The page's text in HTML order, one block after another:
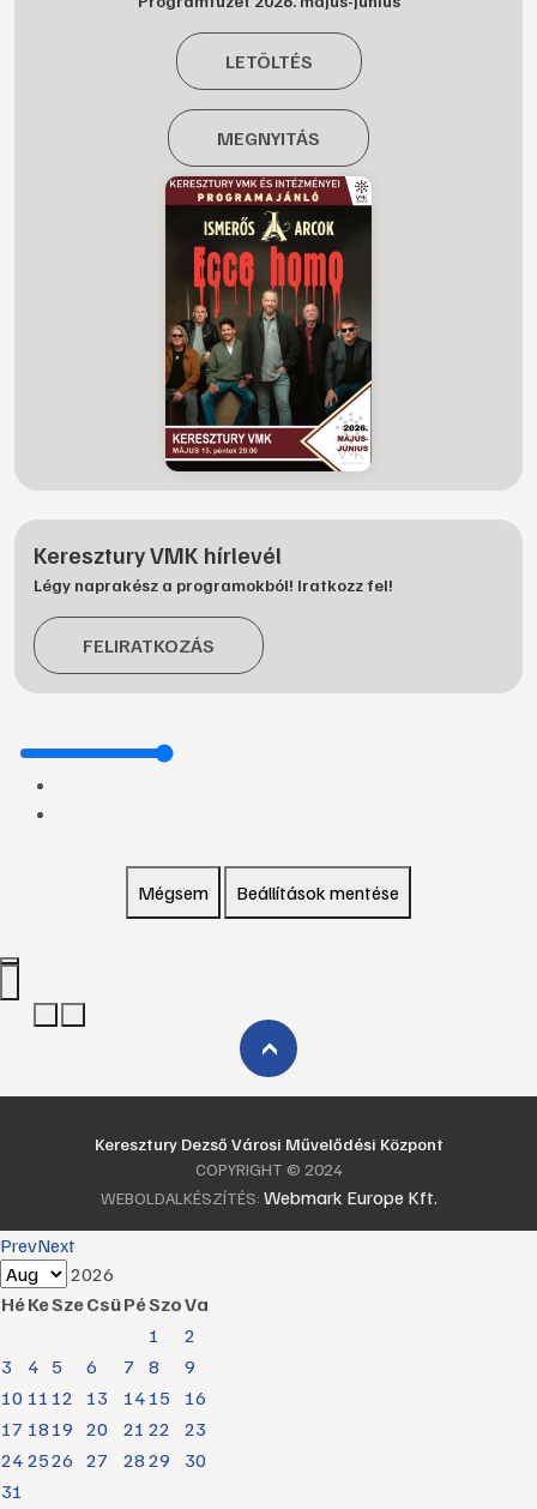
LETÖLTÉS
MEGNYITÁS
Keresztury VMK hírlevél
Légy naprakész a programokból! Iratkozz fel!
FELIRATKOZÁS
Mégsem Beállítások mentése
›
Keresztury Dezső Városi Művelődési Központ
COPYRIGHT © 2024
WEBOLDALKÉSZÍTÉS: Webmark Europe Kft.
PrevNext
2026
HéKeSzeCsüPéSzoVa
1
2
3
4 5 6 7 8
9
10 11 12 13 14 15
16
17 18 19 20 21 22
23
24 2526 27 28 29
30
31